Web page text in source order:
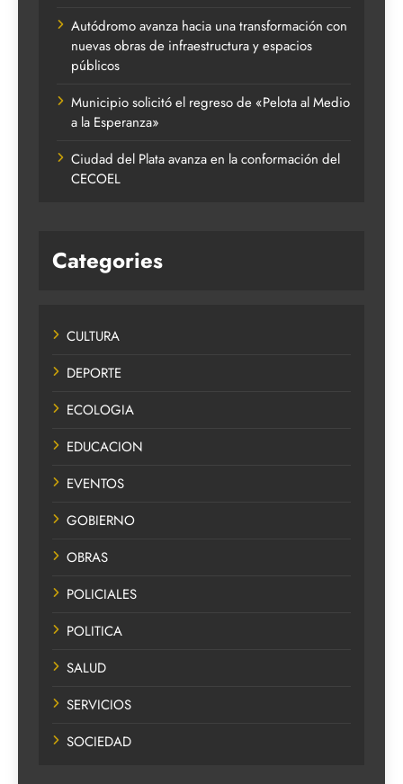
Autódromo avanza hacia una transformación con
nuevas obras de infraestructura y espacios
públicos
Municipio solicitó el regreso de «Pelota al Medio
a la Esperanza»
Ciudad del Plata avanza en la conformación del
CECOEL
Categories
CULTURA
DEPORTE
ECOLOGIA
EDUCACION
EVENTOS
GOBIERNO
OBRAS
POLICIALES
POLITICA
SALUD
SERVICIOS
SOCIEDAD